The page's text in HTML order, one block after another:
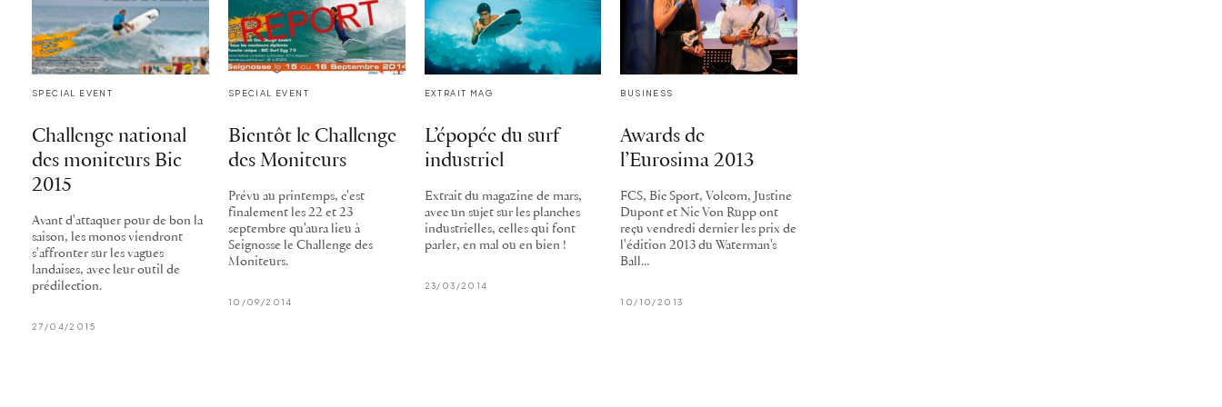
SPECIAL EVENT
Challenge national
des moniteurs Bic
2015
Avant d'attaquer pour de bon la
saison, les monos viendront
s'affronter sur les vagues
landaises, avec leur outil de
prédilection.
27/04/2015
SPECIAL EVENT
Bientôt le Challenge
des Moniteurs
Prévu au printemps, c'est
finalement les 22 et 23
septembre qu'aura lieu à
Seignosse le Challenge des
Moniteurs.
10/09/2014
EXTRAIT MAG
L’épopée du surf
industriel
Extrait du magazine de mars,
avec un sujet sur les planches
industrielles, celles qui font
parler, en mal ou en bien !
23/03/2014
BUSINESS
Awards de
l’Eurosima 2013
FCS, Bic Sport, Volcom, Justine
Dupont et Nic Von Rupp ont
reçu vendredi dernier les prix de
l'édition 2013 du Waterman's
Ball...
10/10/2013